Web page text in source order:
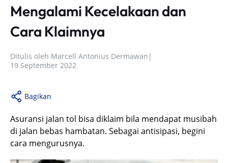
Mengalami Kecelakaan dan
Cara Klaimnya
Ditulis oleh Marcell Antonius Dermawan |
19 September 2022
Bagikan
Asuransi jalan tol bisa diklaim bila mendapat musibah
di jalan bebas hambatan. Sebagai antisipasi, begini
cara mengurusnya.